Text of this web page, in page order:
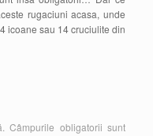
rugaciuni acasa, unde
icoane sau 14 cruciulite din
Câmpurile obligatorii sunt